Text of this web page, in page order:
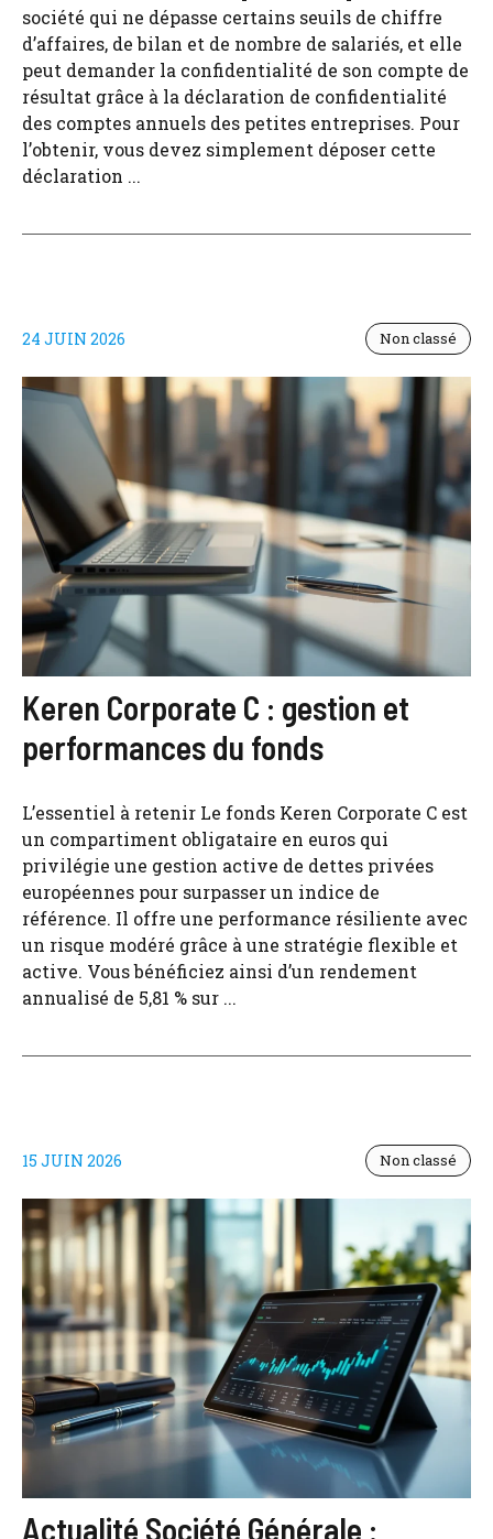
société qui ne dépasse certains seuils de chiffre
d’affaires, de bilan et de nombre de salariés, et elle
peut demander la confidentialité de son compte de
résultat grâce à la déclaration de confidentialité
des comptes annuels des petites entreprises. Pour
l’obtenir, vous devez simplement déposer cette
déclaration ...
24 JUIN 2026 Non classé
Keren Corporate C : gestion et
performances du fonds
L’essentiel à retenir Le fonds Keren Corporate C est
un compartiment obligataire en euros qui
privilégie une gestion active de dettes privées
européennes pour surpasser un indice de
référence. Il offre une performance résiliente avec
un risque modéré grâce à une stratégie flexible et
active. Vous bénéficiez ainsi d’un rendement
annualisé de 5,81 % sur ...
15 JUIN 2026 Non classé
Actualité Société Générale :